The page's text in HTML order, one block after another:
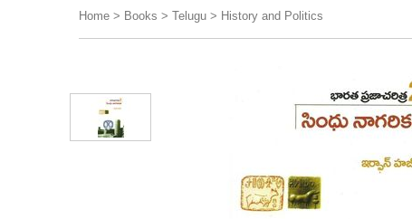
Home > Books > Telugu > History and Politics